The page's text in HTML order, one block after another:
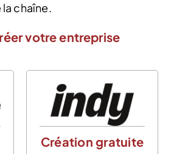
chaîne.
votre entreprise
Création gratuite